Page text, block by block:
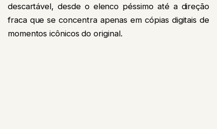
descartável, desde o elenco péssimo até a direção
fraca que se concentra apenas em cópias digitais de
momentos icônicos do original.